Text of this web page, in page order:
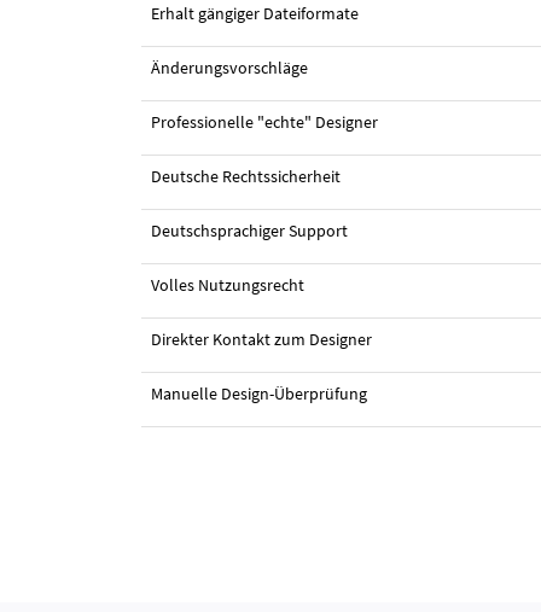
#70 Logo-Design von
Erhalt gängiger Dateiformate
Änderungsvorschläge
Professionelle "echte" Designer
Deutsche Rechtssicherheit
Deutschsprachiger Support
Volles Nutzungsrecht
Direkter Kontakt zum Designer
Manuelle Design-Überprüfung